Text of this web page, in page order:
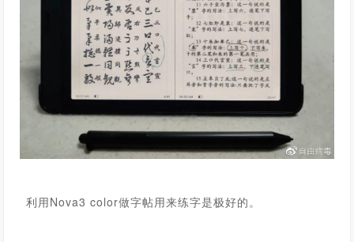
利用Nova3 color做字帖用来练字是极好的。